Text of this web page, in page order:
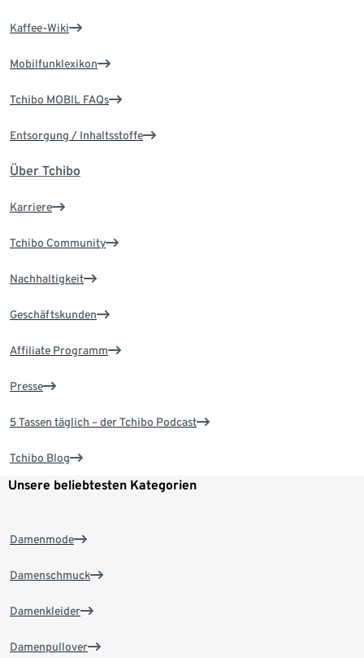
Kaffee-Wiki
Mobilfunklexikon
Tchibo MOBIL FAQs
Entsorgung / Inhaltsstoffe
Über Tchibo
Karriere
Tchibo Community
Nachhaltigkeit
Geschäftskunden
Affiliate Programm
Presse
5 Tassen täglich – der Tchibo Podcast
Tchibo Blog
Unsere beliebtesten Kategorien
Damenmode
Damenschmuck
Damenkleider
Damenpullover